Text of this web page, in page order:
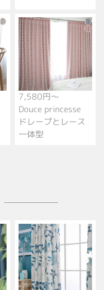
7,580円～
Douce princesse
ドレープとレース
一体型